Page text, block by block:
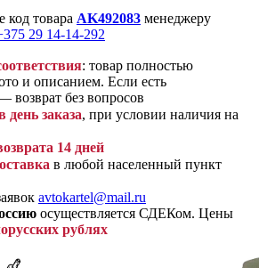
код товара AK492083 менеджеру
29 14-14-292
: товар полностью
и описанием. Если есть
возврат без вопросов
заказа, при условии наличия на
14 дней
в любой населенный пункт
avtokartel@mail.ru
осуществляется СДЕКом. Цены
рублях